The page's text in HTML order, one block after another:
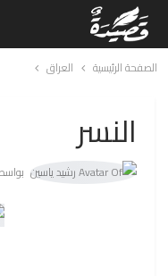
الصفحة الرئيسية العراق
النسر